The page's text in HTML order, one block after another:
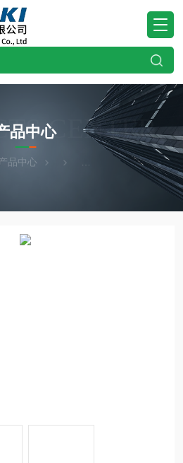
CENTER
品中心
品中心 ohnobellows大野贝洛